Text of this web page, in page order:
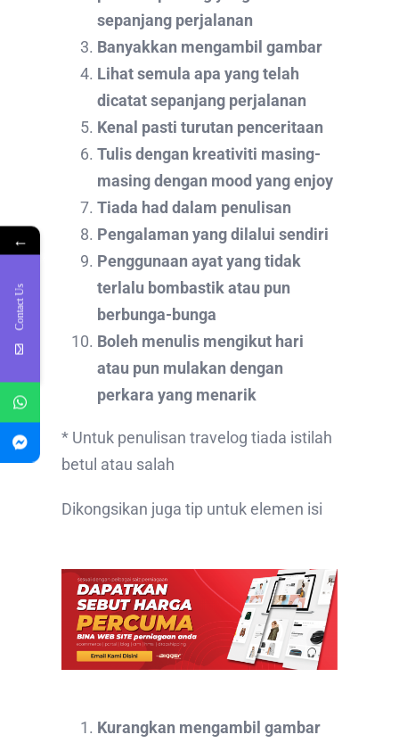
sepanjang perjalanan
Banyakkan mengambil gambar
Lihat semula apa yang telah
dicatat sepanjang perjalanan
Kenal pasti turutan penceritaan
Tulis dengan kreativiti masing-
masing dengan mood yang enjoy
Tiada had dalam penulisan
Pengalaman yang dilalui sendiri
Penggunaan ayat yang tidak
terlalu bombastik atau pun
berbunga-bunga
Boleh menulis mengikut hari
atau pun mulakan dengan
perkara yang menarik
* Untuk penulisan travelog tiada istilah
betul atau salah
Dikongsikan juga tip untuk elemen isi
Kurangkan mengambil gambar
←
Contact Us